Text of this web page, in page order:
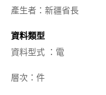
產生者：新疆省長
資料類型
資料型式 ：電
層次：件